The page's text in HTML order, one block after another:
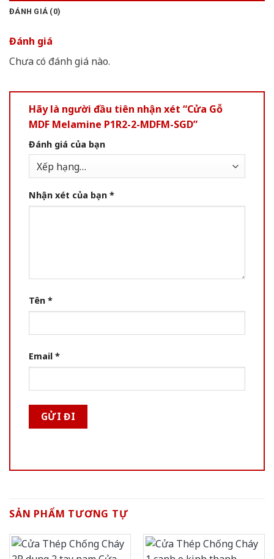
ĐÁNH GIÁ (0)
Đánh giá
Chưa có đánh giá nào.
Hãy là người đầu tiên nhận xét “Cửa Gỗ
MDF Melamine P1R2-2-MDFM-SGD”
Đánh giá của bạn
Nhận xét của bạn *
Tên *
Email *
SẢN PHẨM TƯƠNG TỰ